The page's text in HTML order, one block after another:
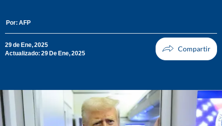
Por: AFP
29 de Ene, 2025
Actualizado: 29 De Ene, 2025